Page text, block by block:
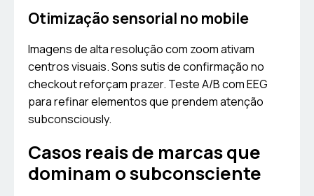
Otimização sensorial no mobile
Imagens de alta resolução com zoom ativam
centros visuais. Sons sutis de confirmação no
checkout reforçam prazer. Teste A/B com EEG
para refinar elementos que prendem atenção
subconsciously.
Casos reais de marcas que
dominam o subconsciente